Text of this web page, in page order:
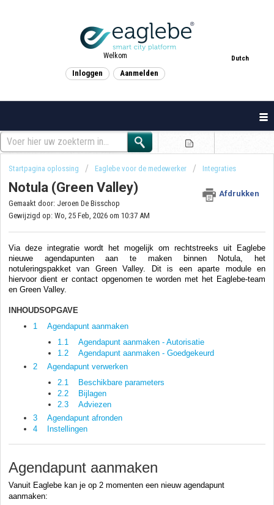
Dutch
Welkom
Inloggen Aanmelden
Startpagina oplossing Eaglebe voor de medewerker Integraties
Notula (Green Valley)
Afdrukken
Gemaakt door: Jeroen De Bisschop
Gewijzigd op: Wo, 25 Feb, 2026 om 10:37 AM
Via deze integratie wordt het mogelijk om rechtstreeks uit Eaglebe
nieuwe agendapunten aan te maken binnen Notula, het
notuleringspakket van Green Valley. Dit is een aparte module en
hiervoor dient er contact opgenomen te worden met het Eaglebe-team
en Green Valley.
INHOUDSOPGAVE
1 Agendapunt aanmaken
1.1 Agendapunt aanmaken - Autorisatie
1.2 Agendapunt aanmaken - Goedgekeurd
2 Agendapunt verwerken
2.1 Beschikbare parameters
2.2 Bijlagen
2.3 Adviezen
3 Agendapunt afronden
4 Instellingen
Agendapunt aanmaken
Vanuit Eaglebe kan je op 2 momenten een nieuw agendapunt
aanmaken: